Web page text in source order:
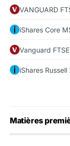
VANGUARD
iShares Core
Vanguard
iShares
Matières